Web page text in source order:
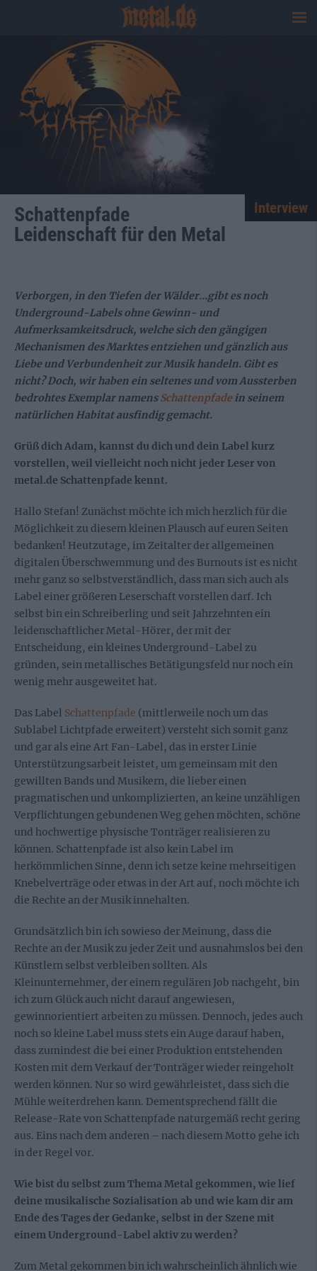
Schattenpfade
Leidenschaft für den Metal
Interview
Verborgen, in den Tiefen der Wälder…gibt es noch
Underground-Labels ohne Gewinn- und
Aufmerksamkeitsdruck, welche sich den gängigen
Mechanismen des Marktes entziehen und gänzlich aus
Liebe und Verbundenheit zur Musik handeln. Gibt es
nicht? Doch, wir haben ein seltenes und vom Aussterben
bedrohtes Exemplar namensSchattenpfadein seinem
natürlichen Habitat ausfindig gemacht.
Grüß dich Adam, kannst du dich und dein Label kurz
vorstellen, weil vielleicht noch nicht jeder Leser von
metal.de Schattenpfade kennt.
Hallo Stefan! Zunächst möchte ich mich herzlich für die
Möglichkeit zu diesem kleinen Plausch auf euren Seiten
bedanken! Heutzutage, im Zeitalter der allgemeinen
digitalen Überschwemmung und des Burnouts ist es nicht
mehr ganz so selbstverständlich, dass man sich auch als
Label einer größeren Leserschaft vorstellen darf. Ich
selbst bin ein Schreiberling und seit Jahrzehnten ein
leidenschaftlicher Metal-Hörer, der mit der
Entscheidung, ein kleines Underground-Label zu
gründen, sein metallisches Betätigungsfeld nur noch ein
wenig mehr ausgeweitet hat.
Das Label Schattenpfade (mittlerweile noch um das
Sublabel Lichtpfade erweitert) versteht sich somit ganz
und gar als eine Art Fan-Label, das in erster Linie
Unterstützungsarbeit leistet, um gemeinsam mit den
gewillten Bands und Musikern, die lieber einen
pragmatischen und unkomplizierten, an keine unzähligen
Verpflichtungen gebundenen Weg gehen möchten, schöne
und hochwertige physische Tonträger realisieren zu
können. Schattenpfade ist also kein Label im
herkömmlichen Sinne, denn ich setze keine mehrseitigen
Knebelverträge oder etwas in der Art auf, noch möchte ich
die Rechte an der Musik innehalten.
Grundsätzlich bin ich sowieso der Meinung, dass die
Rechte an der Musik zu jeder Zeit und ausnahmslos bei den
Künstlern selbst verbleiben sollten. Als
Kleinunternehmer, der einem regulären Job nachgeht, bin
ich zum Glück auch nicht darauf angewiesen,
gewinnorientiert arbeiten zu müssen. Dennoch, jedes auch
noch so kleine Label muss stets ein Auge darauf haben,
dass zumindest die bei einer Produktion entstehenden
Kosten mit dem Verkauf der Tonträger wieder reingeholt
werden können. Nur so wird gewährleistet, dass sich die
Mühle weiterdrehen kann. Dementsprechend fällt die
Release-Rate von Schattenpfade naturgemäß recht gering
aus. Eins nach dem anderen – nach diesem Motto gehe ich
in der Regel vor.
Wie bist du selbst zum Thema Metal gekommen, wie lief
deine musikalische Sozialisation ab und wie kam dir am
Ende des Tages der Gedanke, selbst in der Szene mit
einem Underground-Label aktiv zu werden?
Zum Metal gekommen bin ich wahrscheinlich ähnlich wie